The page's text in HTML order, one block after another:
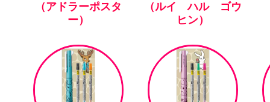
（アドラーポスタ
ー）
（ルイ ハル ゴウ
ヒン）